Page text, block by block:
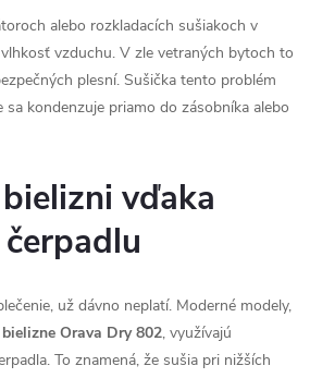
alebo rozkladacích sušiakoch v
vzduchu. V zle vetraných bytoch to
plesní. Sušička tento problém
sa kondenzuje priamo do zásobníka alebo
vďaka
už dávno neplatí. Moderné modely,
Orava Dry 802, využívajú
To znamená, že sušia pri nižších